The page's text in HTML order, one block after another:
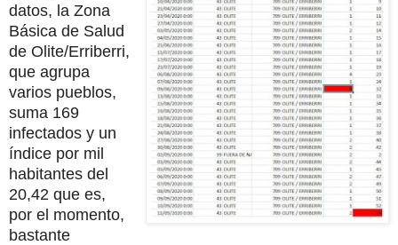
datos, la Zona
Básica de Salud
de Olite/Erriberri,
que agrupa
varios pueblos,
suma 169
infectados y un
índice por mil
habitantes del
20,42 que es,
por el momento,
bastante